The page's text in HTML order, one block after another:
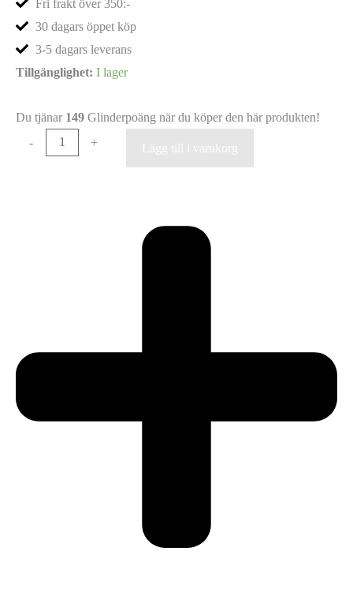
Fri frakt över 350:-
30 dagars öppet köp
3-5 dagars leverans
Tillgänglighet: I lager
Du tjänar 149 Glinderpoäng när du köper den här produkten!
-
+ Lägg till i varukorg